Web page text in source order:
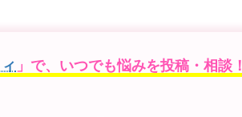
」で、いつでも悩みを投稿・相談！